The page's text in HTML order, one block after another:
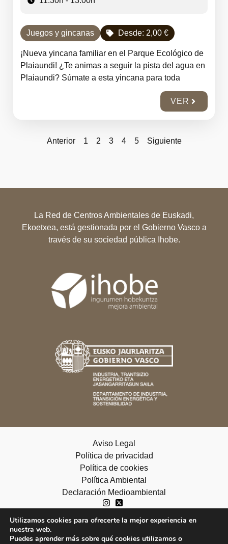
Juegos y gincanas Desde: 2,00 €
¡Nueva yincana familiar en el Parque Ecológico de
Plaiaundi! ¿Te animas a seguir la pista del agua en
Plaiaundi? Súmate a esta yincana para toda
VER
Anterior 1 2 3 4 5 Siguiente
La Red de Centros Ambientales de Euskadi,
Ekoetxea, está gestionada por el Gobierno Vasco a
través de su sociedad pública Ihobe.
Aviso Legal
Política de privacidad
Política de cookies
Política Ambiental
Declaración Medioambiental
Utilizamos cookies para ofrecerte la mejor experiencia en
nuestra web.
Puedes aprender más sobre qué cookies utilizamos o